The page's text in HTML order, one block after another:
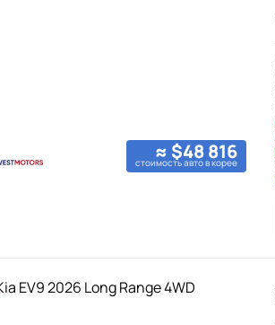
≈ $48 816
стоимость авто в корее